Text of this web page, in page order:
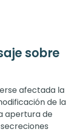
sobre
afectada la
de la
apertura de